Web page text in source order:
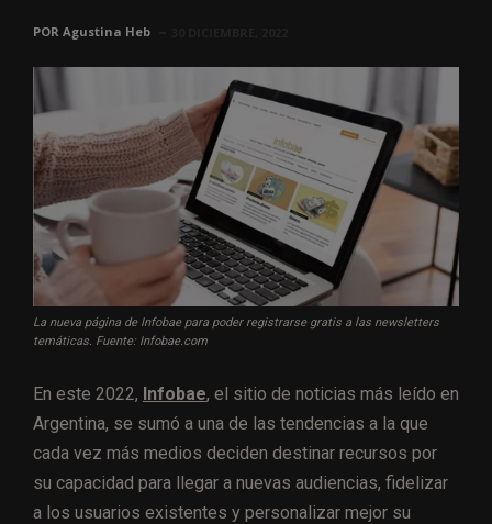
POR Agustina Heb
La nueva página de Infobae para poder registrarse gratis a las newsletters
temáticas. Fuente: Infobae.com
En este 2022, Infobae, el sitio de noticias más leído en
Argentina, se sumó a una de las tendencias a la que
cada vez más medios deciden destinar recursos por
su capacidad para llegar a nuevas audiencias, fidelizar
a los usuarios existentes y personalizar mejor su